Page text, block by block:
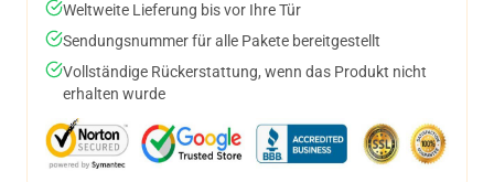
Weltweite Lieferung bis vor Ihre Tür
Sendungsnummer für alle Pakete bereitgestellt
Vollständige Rückerstattung, wenn das Produkt nicht
erhalten wurde